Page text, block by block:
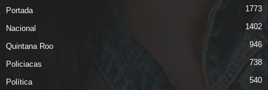
Portada 1773
Nacional 1402
Quintana Roo 946
Policiacas 738
Política 540